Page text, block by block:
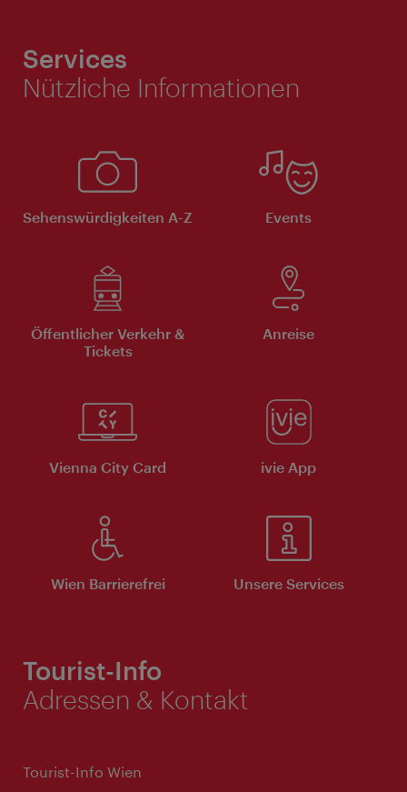
Services
Nützliche Informationen
Sehenswürdigkeiten A-Z Events
Öffentlicher Verkehr &
Tickets
Anreise
Vienna City Card ivie App
Wien Barrierefrei Unsere Services
Tourist-Info
Adressen & Kontakt
Tourist-Info Wien